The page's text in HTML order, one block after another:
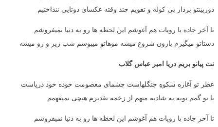
دوربینتو بردار بی کوله و تقویم چند وقته عکسای دوتایی ننداختیم
تا آخر جاده با رویات هم آغوشم این لحظه ها رو به دنیا نمیفروشم
دستاتو میگیرم بارون شروع میشه موهاتو میبوسم شب زیر و رو میشه
نت پیانو بریم دریا امیر عباس گلاب
عطر تو آغازه شکوهِ جنگلهاست چشمای معصومت خوده خود دریاست
با تو گمم تویه یه شادیه مبهم از زخمه تقدیرم هیچی نمیفهمم
تا آخر جاده با رویات هم آغوشم این لحظه ها رو به دنیا نمیفروشم